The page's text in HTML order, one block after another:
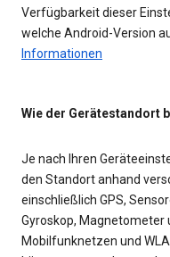
Verfügbarkeit dieser
welche Android-Version
Informationen
Wie der Gerätestandort
Je nach Ihren
den Standort anhand
einschließlich GPS,
Gyroskop, Magnetometer
Mobilfunknetzen und